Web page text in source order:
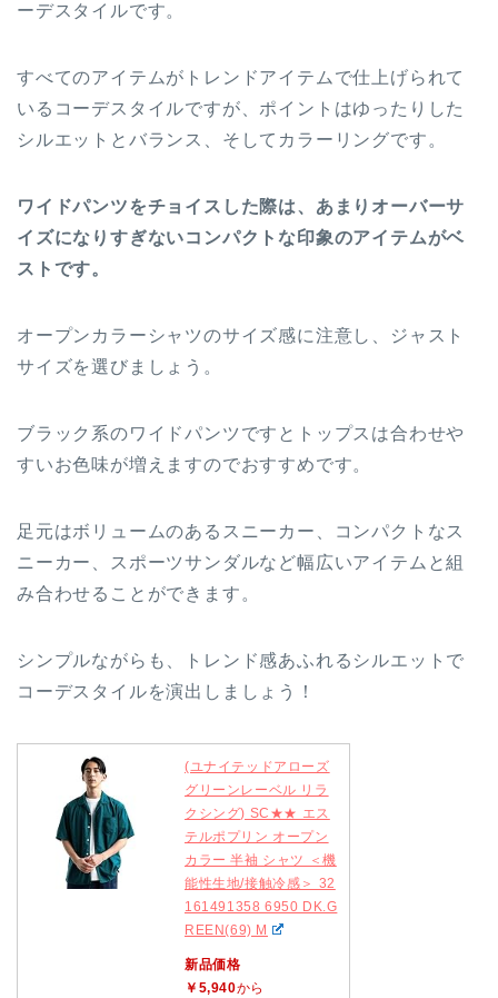
ーデスタイルです。
すべてのアイテムがトレンドアイテムで仕上げられて
いるコーデスタイルですが、ポイントはゆったりした
シルエットとバランス、そしてカラーリングです。
ワイドパンツをチョイスした際は、あまりオーバーサ
イズになりすぎないコンパクトな印象のアイテムがベ
ストです。
オープンカラーシャツのサイズ感に注意し、ジャスト
サイズを選びましょう。
ブラック系のワイドパンツですとトップスは合わせや
すいお色味が増えますのでおすすめです。
足元はボリュームのあるスニーカー、コンパクトなス
ニーカー、スポーツサンダルなど幅広いアイテムと組
み合わせることができます。
シンプルながらも、トレンド感あふれるシルエットで
コーデスタイルを演出しましょう！
(ユナイテッドアローズ
グリーンレーベル リラ
クシング) SC★★ エス
テルポプリン オープン
カラー 半袖 シャツ ＜機
能性生地/接触冷感＞ 32
161491358 6950 DK.G
REEN(69) M
新品価格
￥5,940から